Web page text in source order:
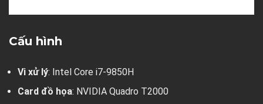
Cấu hình
Vi xử lý: Intel Core i7-9850H
Card đồ họa: NVIDIA Quadro T2000